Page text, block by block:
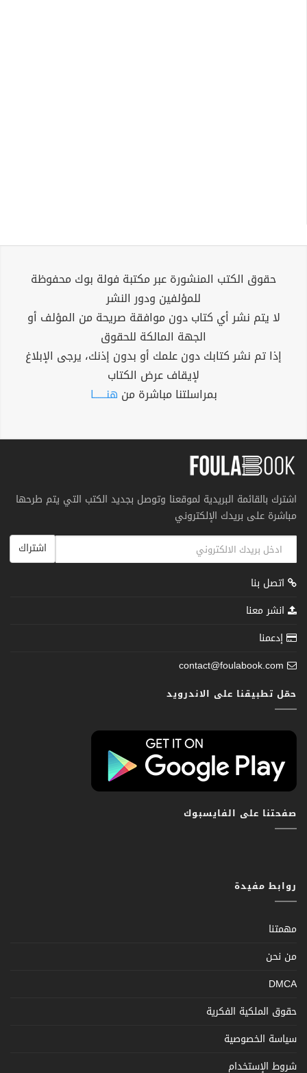
حقوق الكتب المنشورة عبر مكتبة فولة بوك محفوظة
للمؤلفين ودور النشر
لا يتم نشر أي كتاب دون موافقة صريحة من المؤلف أو
الجهة المالكة للحقوق
إذا تم نشر كتابك دون علمك أو بدون إذنك، يرجى الإبلاغ
لإيقاف عرض الكتاب
بمراسلتنا مباشرة من هنــــــا
اشترك بالقائمة البريدية لموقعنا وتوصل بجديد الكتب التي يتم طرحها
مباشرة على بريدك الإلكتروني
اشتراك
اتصل بنا
انشر معنا
إدعمنا
contact@foulabook.com
حمّل تطبيقنا على الاندرويد
صفحتنا على الفايسبوك
روابط مفيدة
مهمتنا
من نحن
DMCA
حقوق الملكية الفكرية
سياسة الخصوصية
شروط الإستخدام